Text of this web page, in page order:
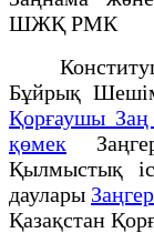
ШЖҚ РМК
Бұйрық
Қорғаушы Заң
қөмек
Қылмыстық
даулары
Қазақстан